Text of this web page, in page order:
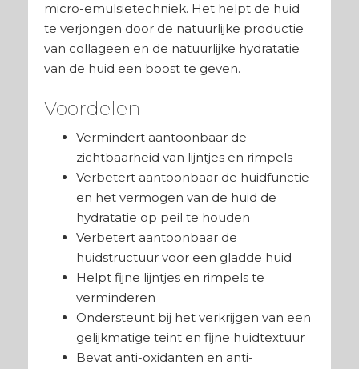
micro-emulsietechniek. Het helpt de huid
te verjongen door de natuurlijke productie
van collageen en de natuurlijke hydratatie
van de huid een boost te geven.
Voordelen
Vermindert aantoonbaar de
zichtbaarheid van lijntjes en rimpels
Verbetert aantoonbaar de huidfunctie
en het vermogen van de huid de
hydratatie op peil te houden
Verbetert aantoonbaar de
huidstructuur voor een gladde huid
Helpt fijne lijntjes en rimpels te
verminderen
Ondersteunt bij het verkrijgen van een
gelijkmatige teint en fijne huidtextuur
Bevat anti-oxidanten en anti-